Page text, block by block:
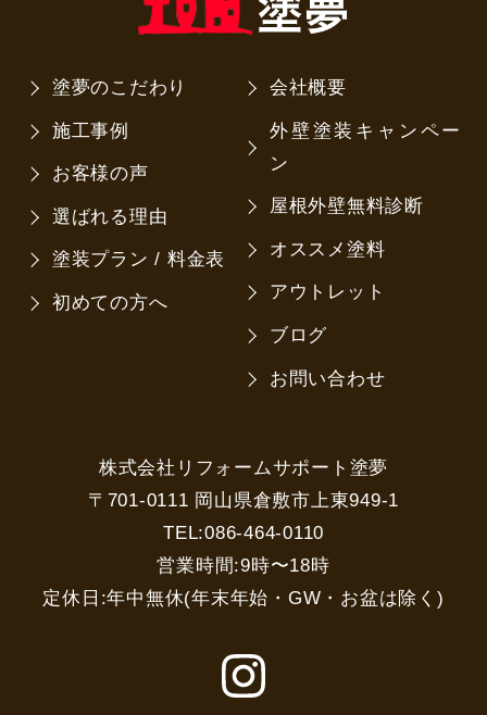
塗夢のこだわり
施工事例
お客様の声
選ばれる理由
塗装プラン / 料金表
初めての方へ
会社概要
外壁塗装キャンペー
ン
屋根外壁無料診断
オススメ塗料
アウトレット
ブログ
お問い合わせ
株式会社リフォームサポート塗夢
〒701-0111 岡山県倉敷市上東949-1
TEL:086-464-0110
営業時間:9時〜18時
定休日:年中無休(年末年始・GW・お盆は除く)